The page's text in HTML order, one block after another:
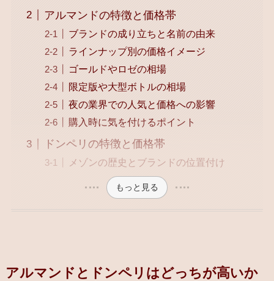
アルマンドの特徴と価格帯
ブランドの成り立ちと名前の由来
ラインナップ別の価格イメージ
ゴールドやロゼの相場
限定版や大型ボトルの相場
夜の業界での人気と価格への影響
購入時に気を付けるポイント
ドンペリの特徴と価格帯
メゾンの歴史とブランドの位置付け
もっと見る
アルマンドとドンペリはどっちが高いか